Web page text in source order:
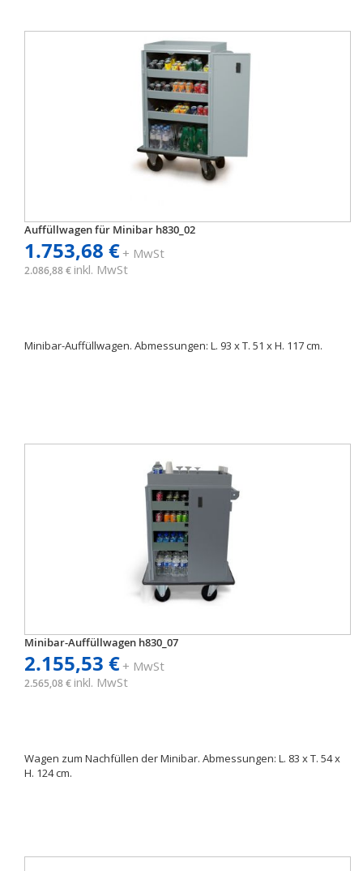
Auffüllwagen für Minibar h830_02
1.753,68 €+ MwSt
2.086,88 € inkl. MwSt
Minibar-Auffüllwagen. Abmessungen: L. 93 x T. 51 x H. 117 cm.
Minibar-Auffüllwagen h830_07
2.155,53 €+ MwSt
2.565,08 € inkl. MwSt
Wagen zum Nachfüllen der Minibar. Abmessungen: L. 83 x T. 54 x
H. 124 cm.